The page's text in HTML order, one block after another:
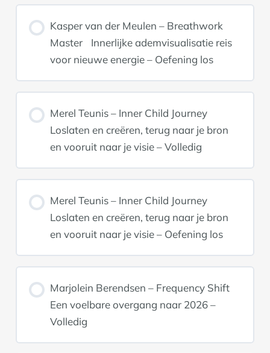
Kasper van der Meulen – Breathwork
Master Innerlijke ademvisualisatie reis
voor nieuwe energie – Oefening los
Merel Teunis – Inner Child Journey
Loslaten en creëren, terug naar je bron
en vooruit naar je visie – Volledig
Merel Teunis – Inner Child Journey
Loslaten en creëren, terug naar je bron
en vooruit naar je visie – Oefening los
Marjolein Berendsen – Frequency Shift
Een voelbare overgang naar 2026 –
Volledig